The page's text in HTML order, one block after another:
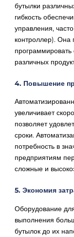
бутылки
гибкость
управления,
контроллер). Она
различных
4. Повышение
увеличивает
позволяет
сроки.
потребность в
предприятиям
сложные и
5. Экономия
Оборудование
выполнения
бутылок до их